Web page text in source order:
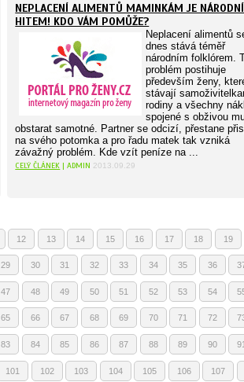
NEPLACENÍ ALIMENTŮ MAMINKÁM JE
HITEM! KDO VÁM POMŮŽE?
Neplacení alimentů
dnes stává téměř
národním folklórem.
problém postihuje
především ženy,
stávají
rodiny a všechny
spojené s obživou
obstarat samotné. Partner se odcizí, přestane
na svého potomka a pro řadu matek tak vzniká
závažný problém. Kde vzít peníze na ...
CELÝ ČLÁNEK | ADMIN 2013.09.29
12 13 14 15 16 17 18 19
29 30 31 32 33 34 35 36
47 48 49 50 51 52 53 54
65 66 67 68 69 70 71 72
83 84 85 86 87 88 89 90 91
101 102 103 104 105 106 107